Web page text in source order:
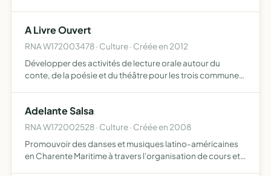
A Livre Ouvert
RNA W172003478 · Culture · Créée en 2012
Développer des activités de lecture orale autour du
conte, de la poésie et du théâtre pour les trois communes
Adelante Salsa
RNA W172002528 · Culture · Créée en 2008
Promouvoir des danses et musiques latino-américaines
en Charente Maritime à travers l'organisation de cours et